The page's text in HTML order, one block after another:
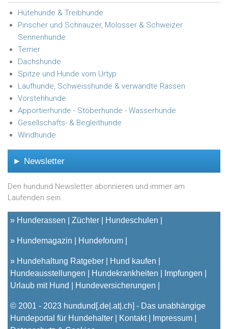
Hütehunde & Treibhunde
Pinscher und Schnauzer, Molosser & Schweizer
Sennenhunde
Terrier
Dachshunde
Spitze und Hunde vom Urtyp
Laufhunde, Schweisshunde & verwandte Rassen
Vorstehhunde
Apportierhunde - Stöberhunde - Wasserhunde
Gesellschafts- & Begleithunde
Windhunde
► Newsletter
Den hundund Newsletter abonnieren und immer am
Laufenden sein.
» Hunderassen Züchter Hundeschulen
» Hundemagazin Hundeforum
» Hundehaltung Ratgeber
Hund kaufen
Hundeausstellungen
Hundekrankheiten
Impfungen
Urlaub mit Hund
Hundeversicherungen
© 2001 - 2023 hundund [.de|.at|.ch] - Das unabhängige
Hundeportal für Hundehalter |
Kontakt| Impressum